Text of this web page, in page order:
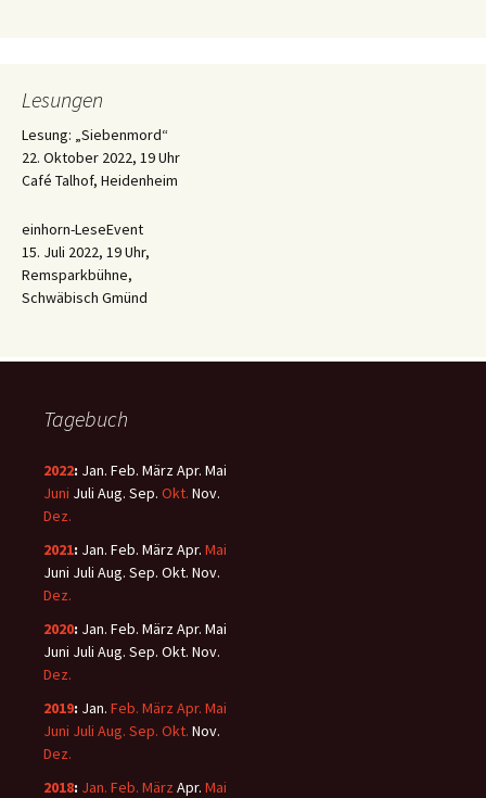
Lesungen
Lesung: „Siebenmord“
22. Oktober 2022, 19 Uhr
Café Talhof, Heidenheim
einhorn-LeseEvent
15. Juli 2022, 19 Uhr,
Remsparkbühne,
Schwäbisch Gmünd
Tagebuch
2022: Jan. Feb. MärzApr. Mai
Juni Juli Aug. Sep. Okt. Nov.
Dez.
2021: Jan. Feb. MärzApr. Mai
Juni Juli Aug. Sep. Okt. Nov.
Dez.
2020: Jan. Feb. MärzApr. Mai
Juni Juli Aug. Sep. Okt. Nov.
Dez.
2019: Jan. Feb. März Apr. Mai
Juni Juli Aug. Sep. Okt. Nov.
Dez.
2018: Jan. Feb. März Apr. Mai